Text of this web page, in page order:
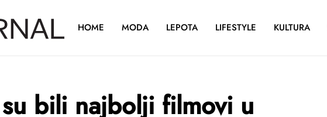
HOME MODA LEPOTA LIFESTYLE KULTURA
bili najbolji filmovi u